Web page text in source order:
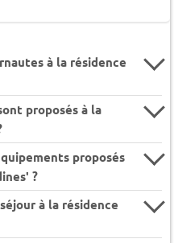
à la résidence
proposés à la
proposés
?
à la résidence